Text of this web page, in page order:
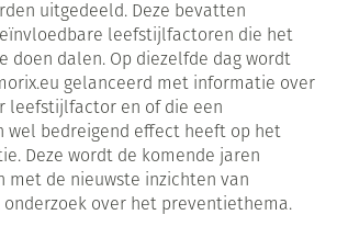
uitgedeeld. Deze bevatten
leefstijlfactoren die het
doen dalen. Op diezelfde dag wordt
gelanceerd met informatie over
leefstijlfactor en of die een
wel bedreigend effect heeft op het
Deze wordt de komende jaren
met de nieuwste inzichten van
over het preventiethema.